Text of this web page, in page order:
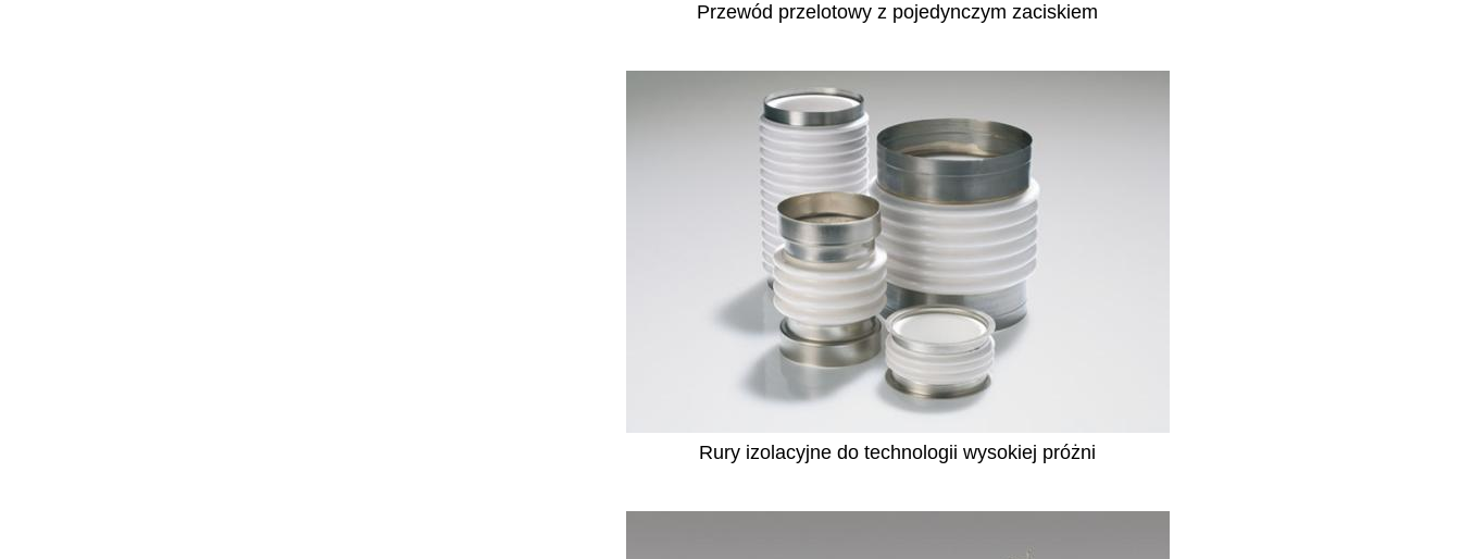
Przewód przelotowy z pojedynczym zaciskiem
Rury izolacyjne do technologii wysokiej próżni